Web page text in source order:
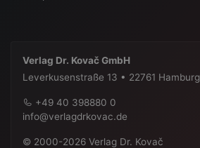
Verlag Dr. Kovač GmbH
Leverkusenstraße 13 • 22761 Hamburg
+49 40 398880 0
info@verlagdrkovac.de
© 2000-2026 Verlag Dr. Kovač